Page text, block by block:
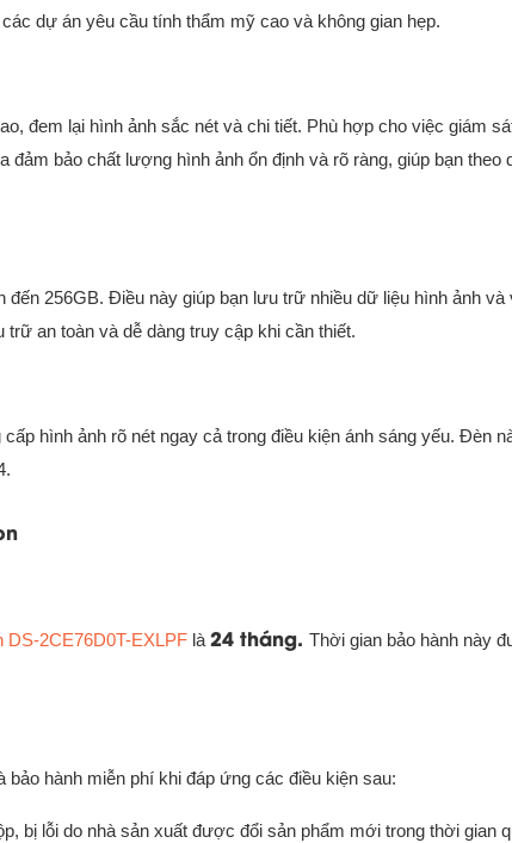
dự án yêu cầu tính thẩm mỹ cao và không gian hẹp.
đem lại hình ảnh sắc nét và chi tiết. Phù hợp cho việc giám
đảm bảo chất lượng hình ảnh ổn định và rõ ràng, giúp bạn theo
256GB. Điều này giúp bạn lưu trữ nhiều dữ liệu hình ảnh và
an toàn và dễ dàng truy cập khi cần thiết.
hình ảnh rõ nét ngay cả trong điều kiện ánh sáng yếu. Đèn
2CE76D0T-EXLPF là 24 tháng. Thời gian bảo hành này
hành miễn phí khi đáp ứng các điều kiện sau:
bị lỗi do nhà sản xuất được đổi sản phẩm mới trong thời gian